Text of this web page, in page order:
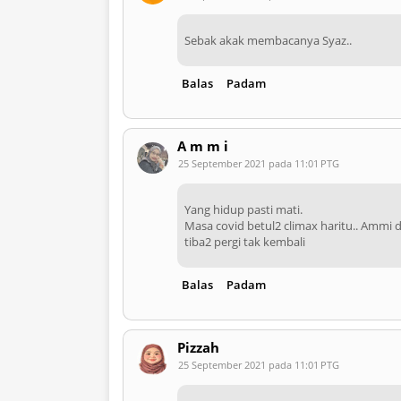
Sebak akak membacanya Syaz..
Balas Padam
A m m i
25 September 2021 pada 11:01 PTG
Yang hidup pasti mati.
Masa covid betul2 climax haritu.. Ammi
tiba2 pergi tak kembali
Balas Padam
Pizzah
25 September 2021 pada 11:01 PTG